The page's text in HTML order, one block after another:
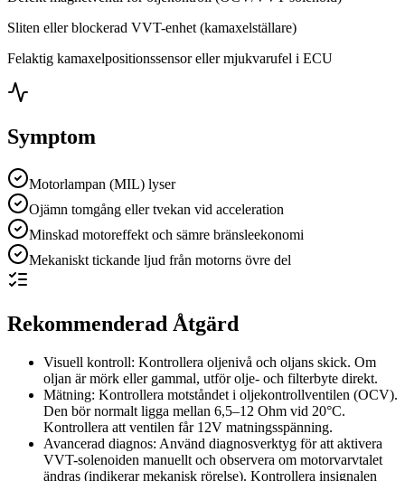
Sliten eller blockerad VVT-enhet (kamaxelställare)
Felaktig kamaxelpositionssensor eller mjukvarufel i ECU
Symptom
Motorlampan (MIL) lyser
Ojämn tomgång eller tvekan vid acceleration
Minskad motoreffekt och sämre bränsleekonomi
Mekaniskt tickande ljud från motorns övre del
Rekommenderad Åtgärd
Visuell kontroll: Kontrollera oljenivå och oljans skick. Om
oljan är mörk eller gammal, utför olje- och filterbyte direkt.
Mätning: Kontrollera motståndet i oljekontrollventilen (OCV).
Den bör normalt ligga mellan 6,5–12 Ohm vid 20°C.
Kontrollera att ventilen får 12V matningsspänning.
Avancerad diagnos: Använd diagnosverktyg för att aktivera
VVT-solenoiden manuellt och observera om motorvarvtalet
ändras (indikerar mekanisk rörelse). Kontrollera insignalen